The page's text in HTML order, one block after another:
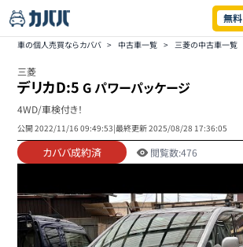
無料
車の個人売買ならカババ > 中古車一覧 > 三菱の中古車一覧
三菱
デリカD:5 G パワーパッケージ
4WD/車検付き！
公開2022/11/16 09:49:53|最終更新2025/08/28 17:36:05
カババ成約済 閲覧数:476